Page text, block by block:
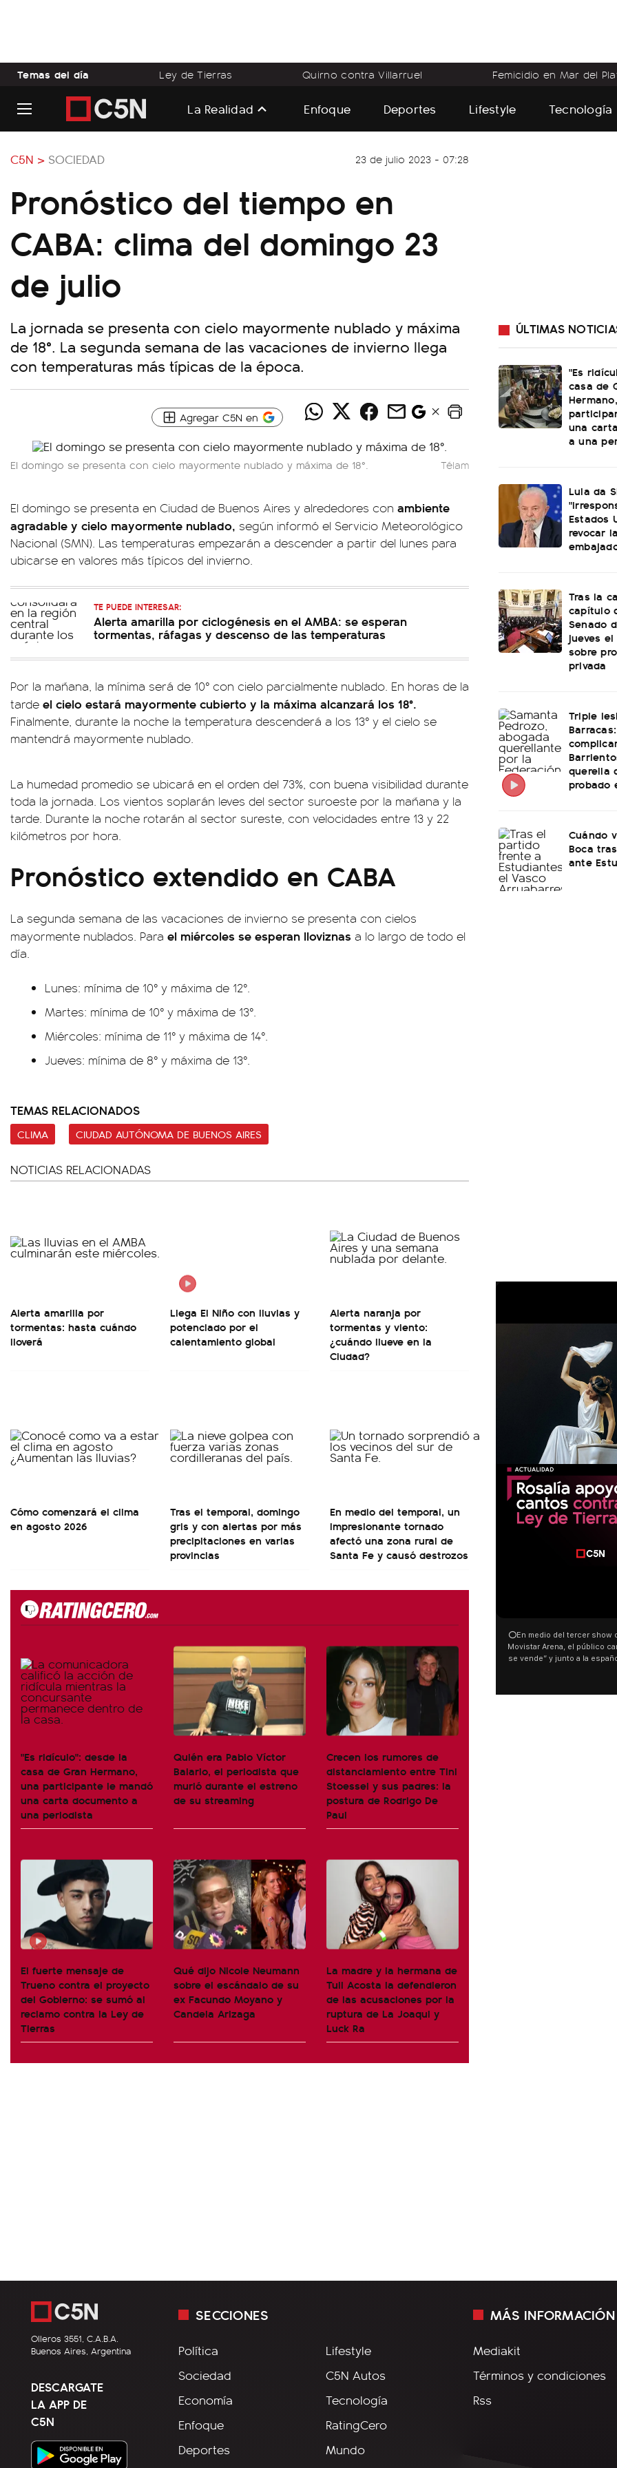
Temas del día Ley de Tierras Quirno contra Villarruel Femicidio en Mar del
La Realidad Enfoque Deportes Lifestyle Tecnología
C5N > SOCIEDAD 23 de julio 2023 - 07:28
Pronóstico del tiempo en
CABA: clima del domingo 23
de julio
La jornada se presenta con cielo mayormente nublado y máxima
de 18°. La segunda semana de las vacaciones de invierno llega
con temperaturas más típicas de la época.
Agregar C5N en
El domingo se presenta con cielo mayormente nublado y máxima de 18°. Télam
El domingo se presenta en Ciudad de Buenos Aires y alrededores con ambiente
agradable y cielo mayormente nublado, según informó el Servicio Meteorológico
Nacional (SMN). Las temperaturas empezarán a descender a partir del lunes para
ubicarse en valores más típicos del invierno.
TE PUEDE INTERESAR:
Alerta amarilla por ciclogénesis en el AMBA: se esperan
tormentas, ráfagas y descenso de las temperaturas
Por la mañana, la mínima será de 10° con cielo parcialmente nublado. En horas de la
tarde el cielo estará mayormente cubierto y la máxima alcanzará los 18°.
Finalmente, durante la noche la temperatura descenderá a los 13° y el cielo se
mantendrá mayormente nublado.
La humedad promedio se ubicará en el orden del 73%, con buena visibilidad durante
toda la jornada. Los vientos soplarán leves del sector suroeste por la mañana y la
tarde. Durante la noche rotarán al sector sureste, con velocidades entre 13 y 22
kilómetros por hora.
Pronóstico extendido en CABA
La segunda semana de las vacaciones de invierno se presenta con cielos
mayormente nublados. Para el miércoles se esperan lloviznas a lo largo de todo el
día.
Lunes: mínima de 10° y máxima de 12°.
Martes: mínima de 10° y máxima de 13°.
Miércoles: mínima de 11° y máxima de 14°.
Jueves: mínima de 8° y máxima de 13°.
TEMAS RELACIONADOS
CLIMA CIUDAD AUTÓNOMA DE BUENOS AIRES
NOTICIAS RELACIONADAS
Alerta amarilla por
tormentas: hasta cuándo
lloverá
Llega El Niño con lluvias y
potenciado por el
calentamiento global
Alerta naranja por
tormentas y viento:
¿cuándo llueve en la
Ciudad?
Cómo comenzará el clima
en agosto 2026
Tras el temporal, domingo
gris y con alertas por más
precipitaciones en varias
provincias
En medio del temporal, un
impresionante tornado
afectó una zona rural de
Santa Fe y causó destrozos
"Es ridículo": desde la
casa de Gran Hermano,
una participante le mandó
una carta documento a
una periodista
Quién era Pablo Víctor
Balario, el periodista que
murió durante el estreno
de su streaming
Crecen los rumores de
distanciamiento entre Tini
Stoessel y sus padres: la
postura de Rodrigo De
Paul
El fuerte mensaje de
Trueno contra el proyecto
del Gobierno: se sumó al
reclamo contra la Ley de
Tierras
Qué dijo Nicole Neumann
sobre el escándalo de su
ex Facundo Moyano y
Candela Arizaga
La madre y la hermana de
Tuli Acosta la defendieron
de las acusaciones por la
ruptura de La Joaqui y
Luck Ra
ÚLTIMAS
"Es
casa de
una
a una
Lula da
Estados
revocar
Tras la
capítulo
Senado
jueves
sobre
privada
Triple
querella
probado
Cuándo
Boca
ante
⭕En medio del tercer show
Movistar Arena, el público
se vende” y junto a la
Olleros 3551, C.A.B.A.
Buenos Aires, Argentina
DESCARGATE
LA APP DE
C5N
SECCIONES
Política
Sociedad
Economía
Enfoque
Deportes
Lifestyle
C5N Autos
Tecnología
RatingCero
Mundo
MÁS INFORMACIÓN
Mediakit
Términos y condiciones
Rss